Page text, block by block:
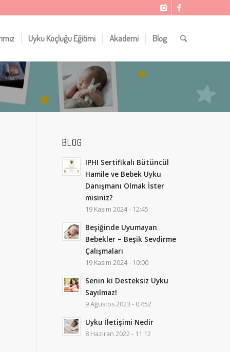
Uyku Koçluğu Eğitimi Akademi Blog
BLOG
IPHI Sertifikalı Bütüncül
Hamile ve Bebek Uyku
Danışmanı Olmak İster
misiniz?
19 Kasım 2024 - 12:45
Beşiğinde Uyumayan
Bebekler – Beşik Sevdirme
Çalışmaları
19 Kasım 2024 - 10:00
Senin ki Desteksiz Uyku
Sayılmaz!
9 Ağustos 2023 - 07:52
Uyku İletişimi Nedir
8 Haziran 2022 - 11:12